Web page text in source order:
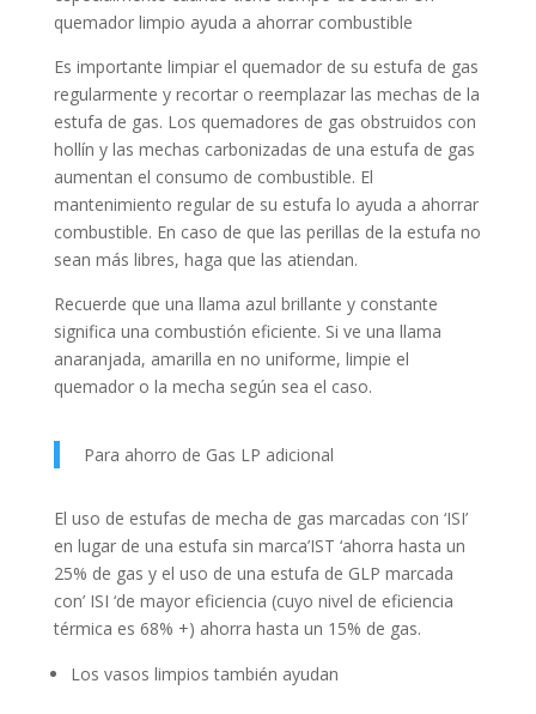
quemador limpio ayuda a ahorrar combustible
Es importante limpiar el quemador de su estufa de gas
regularmente y recortar o reemplazar las mechas de la
estufa de gas. Los quemadores de gas obstruidos con
hollín y las mechas carbonizadas de una estufa de gas
aumentan el consumo de combustible. El
mantenimiento regular de su estufa lo ayuda a ahorrar
combustible. En caso de que las perillas de la estufa no
sean más libres, haga que las atiendan.
Recuerde que una llama azul brillante y constante
significa una combustión eficiente. Si ve una llama
anaranjada, amarilla en no uniforme, limpie el
quemador o la mecha según sea el caso.
Para ahorro de Gas LP adicional
El uso de estufas de mecha de gas marcadas con ‘ISI’
en lugar de una estufa sin marca’IST ‘ahorra hasta un
25% de gas y el uso de una estufa de GLP marcada
con’ ISI ‘de mayor eficiencia (cuyo nivel de eficiencia
térmica es 68% +) ahorra hasta un 15% de gas.
Los vasos limpios también ayudan